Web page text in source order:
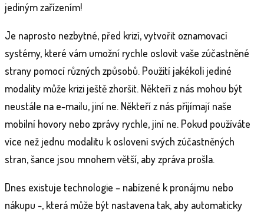
jediným zařízením!
Je naprosto nezbytné, před krizí, vytvořit oznamovací
systémy, které vám umožní rychle oslovit vaše zúčastněné
strany pomocí různých způsobů. Použití jakékoli jediné
modality může krizi ještě zhoršit. Někteří z nás mohou být
neustále na e-mailu, jiní ne. Někteří z nás přijímají naše
mobilní hovory nebo zprávy rychle, jiní ne. Pokud používáte
více než jednu modalitu k oslovení svých zúčastněných
stran, šance jsou mnohem větší, aby zpráva prošla.
Dnes existuje technologie – nabízené k pronájmu nebo
nákupu -, která může být nastavena tak, aby automaticky